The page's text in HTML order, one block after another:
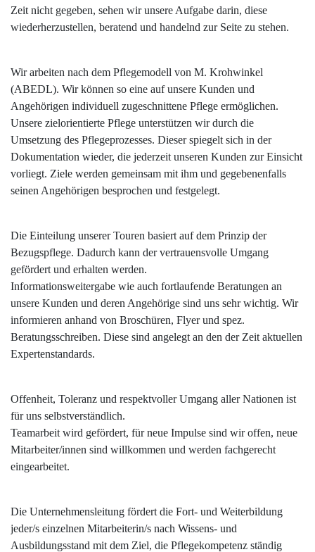
Zeit nicht gegeben, sehen wir unsere Aufgabe darin, diese
wiederherzustellen, beratend und handelnd zur Seite zu stehen.
Wir arbeiten nach dem Pflegemodell von M. Krohwinkel
(ABEDL). Wir können so eine auf unsere Kunden und
Angehörigen individuell zugeschnittene Pflege ermöglichen.
Unsere zielorientierte Pflege unterstützen wir durch die
Umsetzung des Pflegeprozesses. Dieser spiegelt sich in der
Dokumentation wieder, die jederzeit unseren Kunden zur Einsicht
vorliegt. Ziele werden gemeinsam mit ihm und gegebenenfalls
seinen Angehörigen besprochen und festgelegt.
Die Einteilung unserer Touren basiert auf dem Prinzip der
Bezugspflege. Dadurch kann der vertrauensvolle Umgang
gefördert und erhalten werden.
Informationsweitergabe wie auch fortlaufende Beratungen an
unsere Kunden und deren Angehörige sind uns sehr wichtig. Wir
informieren anhand von Broschüren, Flyer und spez.
Beratungsschreiben. Diese sind angelegt an den der Zeit aktuellen
Expertenstandards.
Offenheit, Toleranz und respektvoller Umgang aller Nationen ist
für uns selbstverständlich.
Teamarbeit wird gefördert, für neue Impulse sind wir offen, neue
Mitarbeiter/innen sind willkommen und werden fachgerecht
eingearbeitet.
Die Unternehmensleitung fördert die Fort- und Weiterbildung
jeder/s einzelnen Mitarbeiterin/s nach Wissens- und
Ausbildungsstand mit dem Ziel, die Pflegekompetenz ständig